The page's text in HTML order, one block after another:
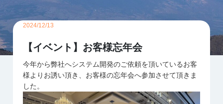
2024/12/13
【イベント】お客様忘年会
今年から弊社へシステム開発のご依頼を頂いているお客
様よりお誘い頂き、お客様の忘年会へ参加させて頂きま
した。